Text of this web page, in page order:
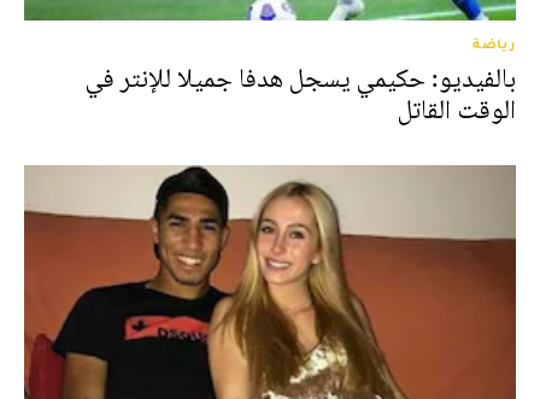
رياضة
بالفيديو: حكيمي يسجل هدفا جميلا للإنتر في
الوقت القاتل